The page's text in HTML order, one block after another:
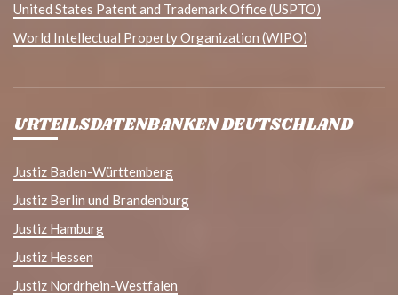
United States Patent and Trademark Office (USPTO)
World Intellectual Property Organization (WIPO)
URTEILSDATENBANKEN DEUTSCHLAND
Justiz Baden-Württemberg
Justiz Berlin und Brandenburg
Justiz Hamburg
Justiz Hessen
Justiz Nordrhein-Westfalen